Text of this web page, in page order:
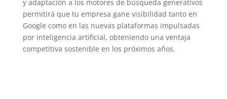
y adaptación a los motores de búsqueda generativos
permitirá que tu empresa gane visibilidad tanto en
Google como en las nuevas plataformas impulsadas
por inteligencia artificial, obteniendo una ventaja
competitiva sostenible en los próximos años.